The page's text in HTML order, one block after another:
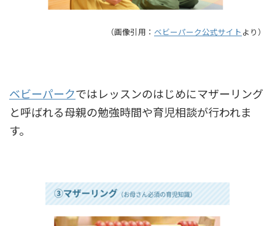
（画像引用： ベビーパーク公式サイト より）
ベビーパークではレッスンのはじめにマザーリング
と呼ばれる母親の勉強時間や育児相談が行われま
す。